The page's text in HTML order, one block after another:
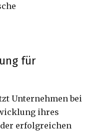
für
Unternehmen bei
ihres
erfolgreichen